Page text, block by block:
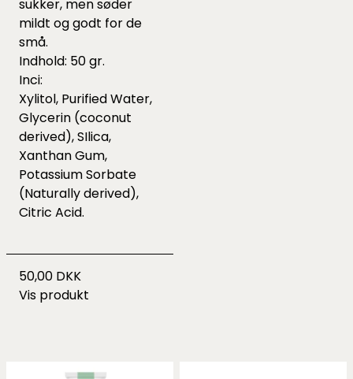
sukker, men søder
mildt og godt for de
små.
Indhold: 50 gr.
Inci:
Xylitol, Purified Water,
Glycerin (coconut
derived), SIlica,
Xanthan Gum,
Potassium Sorbate
(Naturally derived),
Citric Acid.
50,00 DKK
Vis produkt